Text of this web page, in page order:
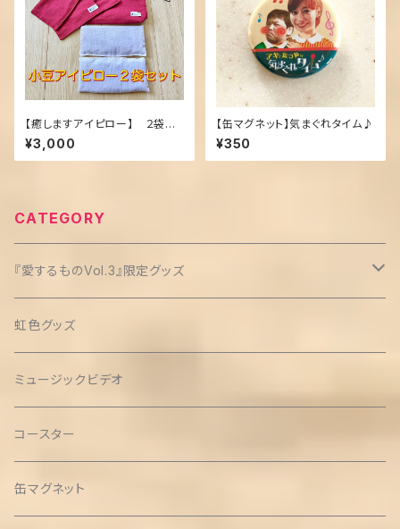
【癒しますアイピロー】 ２袋セ
ット(十勝小豆使用)
¥3,000
【缶マグネット】気まぐれタイム♪
¥350
CATEGORY
『愛するものVol.3』限定グッズ
クリップ缶バッチ(3個セット)
虹色グッズ
ミュージックビデオ
コースター
缶マグネット